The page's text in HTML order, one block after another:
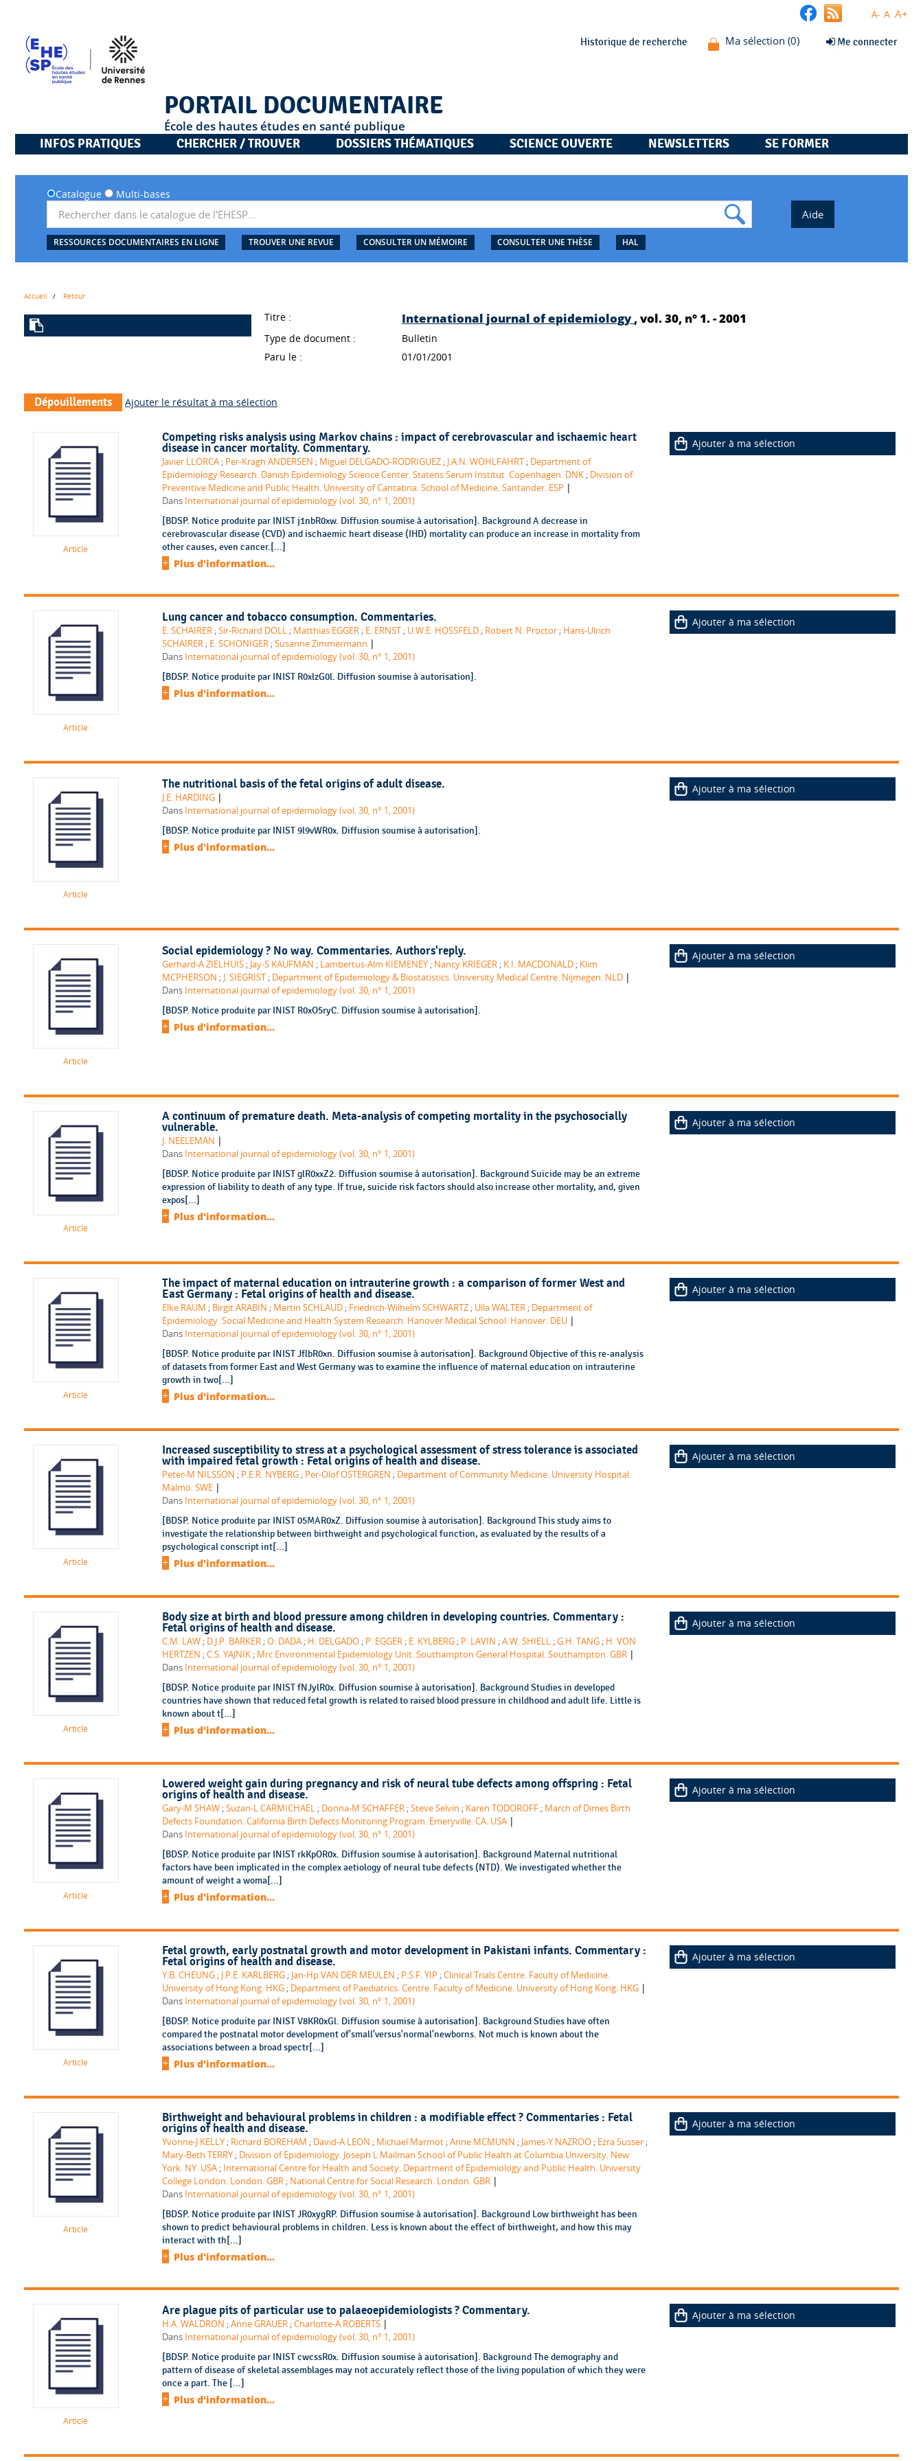
A- A A+
Historique de recherche Me connecter
PORTAIL DOCUMENTAIRE
École des hautes études en santé publique
INFOS PRATIQUES
CHERCHER / TROUVER DOSSIERS THÉMATIQUES SCIENCE OUVERTE NEWSLETTERS SE FORMER
Catalogue Multi-bases
RESSOURCES DOCUMENTAIRES EN LIGNE TROUVER UNE REVUE CONSULTER UN MÉMOIRE CONSULTER UNE THÈSE HAL
Accueil Retour
Titre : International journal of epidemiology , vol. 30, n° 1. - 2001
Type de document :
Bulletin
Paru le :
01/01/2001
Dépouillements Ajouter le résultat à ma sélection
Article
Competing risks analysis using Markov chains : impact of cerebrovascular and ischaemic heart
disease in cancer mortality. Commentary.
Javier LLORCA ; Per-Kragh ANDERSEN ; Miguel DELGADO-RODRIGUEZ ; J.A.N. WOHLFAHRT ; Department of
Epidemiology Research. Danish Epidemiology Science Center. Statens Serum Institut. Copenhagen. DNK ; Division of
Preventive Medicine and Public Health. University of Cantabria. School of Medicine. Santander. ESP |
Dans International journal of epidemiology (vol. 30, n° 1, 2001)
[BDSP. Notice produite par INIST j1nbR0xw. Diffusion soumise à autorisation]. Background A decrease in
cerebrovascular disease (CVD) and ischaemic heart disease (IHD) mortality can produce an increase in mortality from
other causes, even cancer.[...]
Plus d'information...
Ajouter à ma sélection
Article
Lung cancer and tobacco consumption. Commentaries.
E. SCHAIRER ;Sir-Richard DOLL ; Matthias EGGER ; E. ERNST ; U.W.E. HOSSFELD ; Robert N. Proctor ; Hans-Ulrich
SCHAIRER ; E. SCHONIGER ;Susanne Zimmermann |
Dans International journal of epidemiology (vol. 30, n° 1, 2001)
[BDSP. Notice produite par INIST R0xlzG0l. Diffusion soumise à autorisation].
Plus d'information...
Ajouter à ma sélection
Article
The nutritional basis of the fetal origins of adult disease.
J.E. HARDING |
Dans International journal of epidemiology (vol. 30, n° 1, 2001)
[BDSP. Notice produite par INIST 9l9vWR0x. Diffusion soumise à autorisation].
Plus d'information...
Ajouter à ma sélection
Article
Social epidemiology ? No way. Commentaries. Authors'reply.
Gerhard-A ZIELHUIS ; Jay-S KAUFMAN ; Lambertus-Alm KIEMENEY ; Nancy KRIEGER ; K.I. MACDONALD ; Klim
MCPHERSON ; J. SIEGRIST ; Department of Epidemiology & Biostatistics. University Medical Centre. Nijmegen. NLD |
Dans International journal of epidemiology (vol. 30, n° 1, 2001)
[BDSP. Notice produite par INIST R0xO5ryC. Diffusion soumise à autorisation].
Plus d'information...
Ajouter à ma sélection
Article
A continuum of premature death. Meta-analysis of competing mortality in the psychosocially
vulnerable.
J. NEELEMAN |
Dans International journal of epidemiology (vol. 30, n° 1, 2001)
[BDSP. Notice produite par INIST glR0xxZ2. Diffusion soumise à autorisation]. Background Suicide may be an extreme
expression of liability to death of any type. If true, suicide risk factors should also increase other mortality, and, given
expos[...]
Plus d'information...
Ajouter à ma sélection
Article
The impact of maternal education on intrauterine growth : a comparison of former West and
East Germany : Fetal origins of health and disease.
Elke RAUM ; Birgit ARABIN ; Martin SCHLAUD ; Friedrich-Wilhelm SCHWARTZ ; Ulla WALTER ; Department of
Epidemiology. Social Medicine and Health System Research. Hanover Medical School. Hanover. DEU |
Dans International journal of epidemiology (vol. 30, n° 1, 2001)
[BDSP. Notice produite par INIST JflbR0xn. Diffusion soumise à autorisation]. Background Objective of this re-analysis
of datasets from former East and West Germany was to examine the influence of maternal education on intrauterine
growth in two[...]
Plus d'information...
Ajouter à ma sélection
Article
Increased susceptibility to stress at a psychological assessment of stress tolerance is associated
with impaired fetal growth : Fetal origins of health and disease.
Peter-M NILSSON ; P.E.R. NYBERG ; Per-Olof OSTERGREN ; Department of Community Medicine. University Hospital.
Malmö. SWE |
Dans International journal of epidemiology (vol. 30, n° 1, 2001)
[BDSP. Notice produite par INIST 05MAR0xZ. Diffusion soumise à autorisation]. Background This study aims to
investigate the relationship between birthweight and psychological function, as evaluated by the results of a
psychological conscript int[...]
Plus d'information...
Ajouter à ma sélection
Article
Body size at birth and blood pressure among children in developing countries. Commentary :
Fetal origins of health and disease.
C.M. LAW ; D.J.P. BARKER ;O. DADA ; H. DELGADO ; P. EGGER ; E. KYLBERG ; P. LAVIN ;A.W. SHIELL ;G.H. TANG ; H. VON
HERTZEN ;C.S. YAJNIK ; Mrc Environmental Epidemiology Unit. Southampton General Hospital. Southampton. GBR |
Dans International journal of epidemiology (vol. 30, n° 1, 2001)
[BDSP. Notice produite par INIST fNJylR0x. Diffusion soumise à autorisation]. Background Studies in developed
countries have shown that reduced fetal growth is related to raised blood pressure in childhood and adult life. Little is
known about t[...]
Plus d'information...
Ajouter à ma sélection
Article
Lowered weight gain during pregnancy and risk of neural tube defects among offspring : Fetal
origins of health and disease.
Gary-M SHAW ;Suzan-L CARMICHAEL ; Donna-M SCHAFFER ;Steve Selvin ; Karen TODOROFF ; March of Dimes Birth
Defects Foundation. California Birth Defects Monitoring Program. Emeryville. CA. USA |
Dans International journal of epidemiology (vol. 30, n° 1, 2001)
[BDSP. Notice produite par INIST rkKpOR0x. Diffusion soumise à autorisation]. Background Maternal nutritional
factors have been implicated in the complex aetiology of neural tube defects (NTD). We investigated whether the
amount of weight a woma[...]
Plus d'information...
Ajouter à ma sélection
Article
Fetal growth, early postnatal growth and motor development in Pakistani infants. Commentary :
Fetal origins of health and disease.
Y.B. CHEUNG ; J.P.E. KARLBERG ; Jan-Hp VAN DER MEULEN ; P.S.F. YIP ;Clinical Trials Centre. Faculty of Medicine.
University of Hong Kong. HKG ; Department of Paediatrics. Centre. Faculty of Medicine. University of Hong Kong. HKG |
Dans International journal of epidemiology (vol. 30, n° 1, 2001)
[BDSP. Notice produite par INIST V8KR0xGl. Diffusion soumise à autorisation]. Background Studies have often
compared the postnatal motor development of'small'versus'normal'newborns. Not much is known about the
associations between a broad spectr[...]
Plus d'information...
Ajouter à ma sélection
Article
Birthweight and behavioural problems in children : a modifiable effect ? Commentaries : Fetal
origins of health and disease.
Yvonne-J KELLY ; Richard BOREHAM ; David-A LEON ; Michael Marmot ;Anne MCMUNN ; James-Y NAZROO ; Ezra Susser ;
Mary-Beth TERRY ; Division of Epidemiology. Joseph L Mailman School of Public Health at Columbia University. New
York. NY. USA ; International Centre for Health and Society. Department of Epidemiology and Public Health. University
College London. London. GBR ; National Centre for Social Research. London. GBR |
Dans International journal of epidemiology (vol. 30, n° 1, 2001)
[BDSP. Notice produite par INIST JR0xygRP. Diffusion soumise à autorisation]. Background Low birthweight has been
shown to predict behavioural problems in children. Less is known about the effect of birthweight, and how this may
interact with th[...]
Plus d'information...
Ajouter à ma sélection
Article
Are plague pits of particular use to palaeoepidemiologists ? Commentary.
H.A. WALDRON ;Anne GRAUER ;Charlotte-A ROBERTS |
Dans International journal of epidemiology (vol. 30, n° 1, 2001)
[BDSP. Notice produite par INIST cwcssR0x. Diffusion soumise à autorisation]. Background The demography and
pattern of disease of skeletal assemblages may not accurately reflect those of the living population of which they were
once a part. The [...]
Plus d'information...
Ajouter à ma sélection